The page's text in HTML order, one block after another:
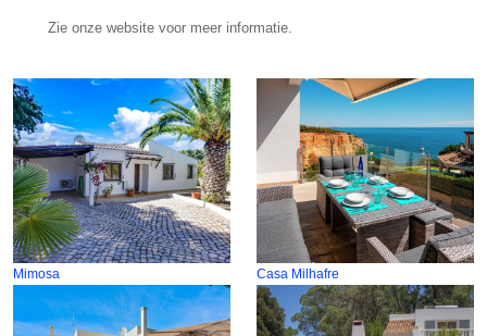
Zie onze website voor meer informatie.
Mimosa Casa Milhafre